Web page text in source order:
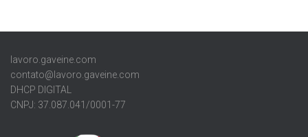
lavoro.gaveine.com
contato@lavoro.gaveine.com
DHCP DIGITAL
CNPJ: 37.087.041/0001-77